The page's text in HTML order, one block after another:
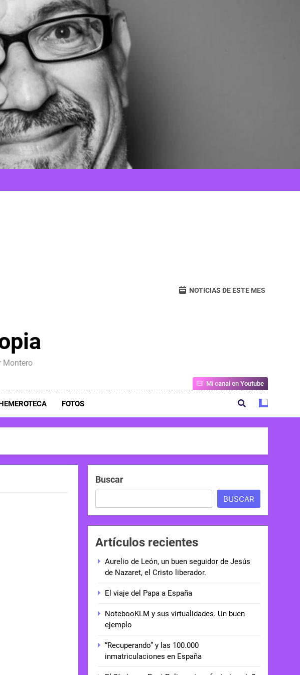
Montero
NOTICIAS DE ESTE MES
FOTOS
Mi canal en Youtube
Buscar
BUSCAR
Artículos recientes
Aurelio de León, un buen seguidor de Jesús
de Nazaret, el Cristo liberador.
El viaje del Papa a España
NotebooKLM y sus virtualidades. Un buen
ejemplo
“Recuperando” y las 100.000
inmatriculaciones en España